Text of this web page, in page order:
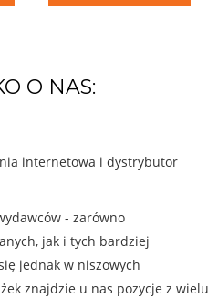
O NAS:
internetowa i dystrybutor
- zarówno
jak i tych bardziej
jednak w niszowych
znajdzie u nas pozycje z wielu